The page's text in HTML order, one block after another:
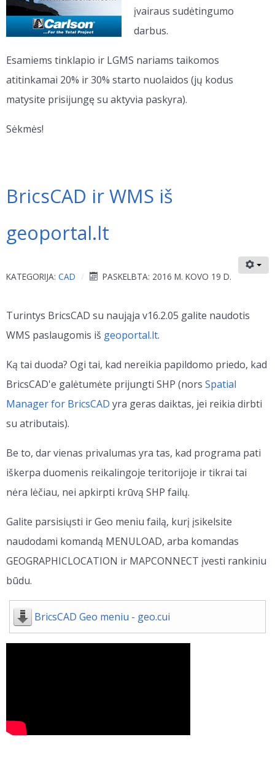
įvairaus sudėtingumo
darbus.
Esamiems tinklapio ir LGMS nariams taikomos
atitinkamai 20% ir 30% starto nuolaidos (jų kodus
matysite prisijungę su aktyvia paskyra).
Sėkmės!
BricsCAD ir WMS iš
geoportal.lt
KATEGORIJA: CAD PASKELBTA: 2016 M. KOVO 19 D.
Turintys BricsCAD su naująja v16.2.05 galite naudotis
WMS paslaugomis iš geoportal.lt.
Ką tai duoda? Ogi tai, kad nereikia papildomo priedo, kad
BricsCAD'e galėtumėte prijungti SHP (nors Spatial
Manager for BricsCAD yra geras daiktas, jei reikia dirbti
su atributais).
Be to, dar vienas privalumas yra tas, kad programa pati
iškerpa duomenis reikalingoje teritorijoje ir tikrai tai
nėra lėčiau, nei apkirpti krūvą SHP failų.
Galite parsisiųsti ir Geo meniu failą, kurį įsikelsite
naudodami komandą MENULOAD, arba komandas
GEOGRAPHICLOCATION ir MAPCONNECT įvesti rankiniu
būdu.
BricsCAD Geo meniu - geo.cui